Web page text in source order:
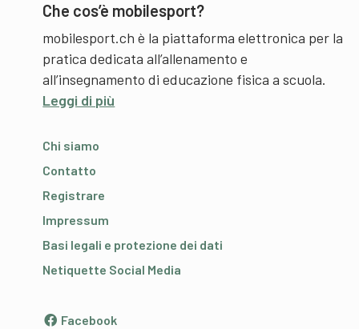
Che cos’è mobilesport?
mobilesport.ch è la piattaforma elettronica per la
pratica dedicata all’allenamento e
all’insegnamento di educazione fisica a scuola.
Leggi di più
Chi siamo
Contatto
Registrare
Impressum
Basi legali e protezione dei dati
Netiquette Social Media
Facebook